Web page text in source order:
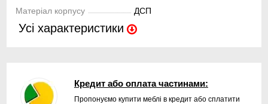
Матеріал корпусу
ДСП
Усі характеристики
Кредит або оплата частинами:
Пропонуємо купити меблі в кредит або сплатити